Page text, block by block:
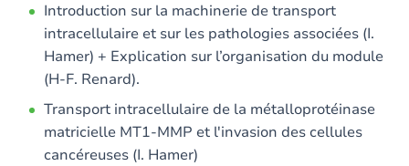
Introduction sur la machinerie de transport
intracellulaire et sur les pathologies associées (I.
Hamer) + Explication sur l’organisation du module
(H-F. Renard).
Transport intracellulaire de la métalloprotéinase
matricielle MT1-MMP et l'invasion des cellules
cancéreuses (I. Hamer)